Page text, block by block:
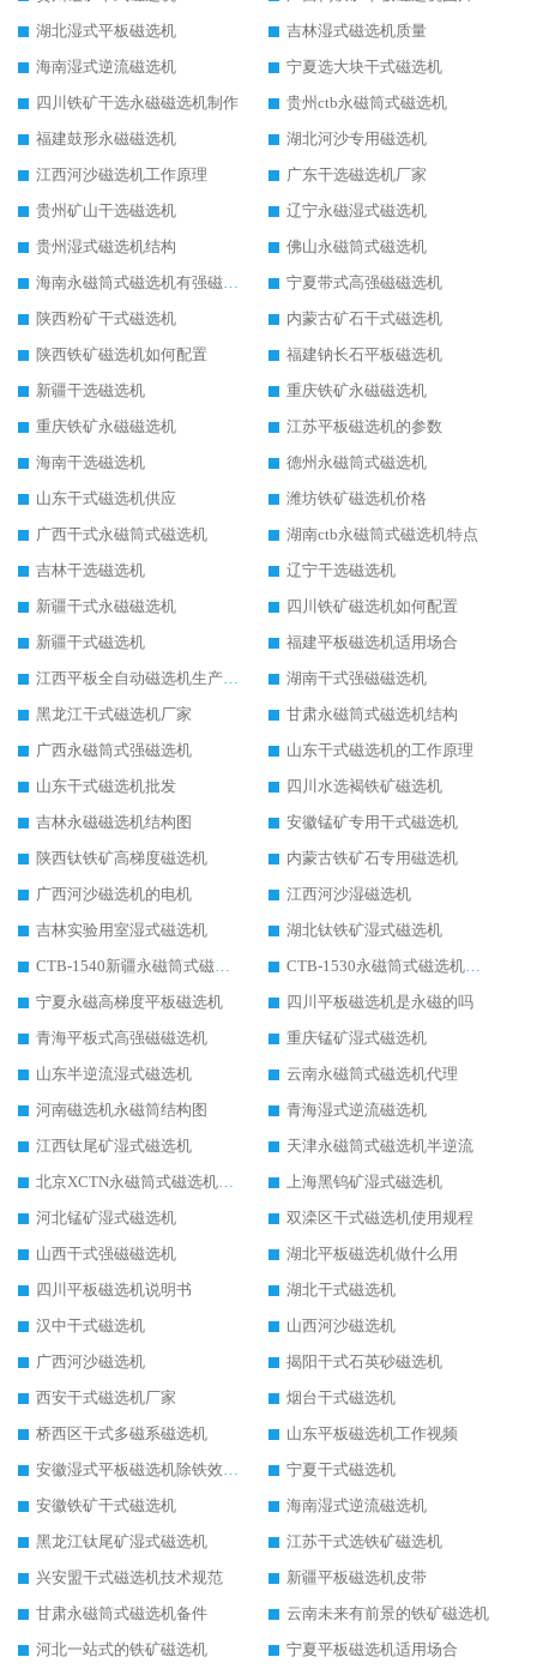
湖北湿式平板磁选机
吉林湿式磁选机质量
海南湿式逆流磁选机
宁夏选大块干式磁选机
四川铁矿干选永磁磁选机制作
贵州ctb永磁筒式磁选机
福建鼓形永磁磁选机
湖北河沙专用磁选机
江西河沙磁选机工作原理
广东干选磁选机厂家
贵州矿山干选磁选机
辽宁永磁湿式磁选机
贵州湿式磁选机结构
佛山永磁筒式磁选机
海南永磁筒式磁选机有强磁的吗
宁夏带式高强磁磁选机
陕西粉矿干式磁选机
内蒙古矿石干式磁选机
陕西铁矿磁选机如何配置
福建钠长石平板磁选机
新疆干选磁选机
重庆铁矿永磁磁选机
重庆铁矿永磁磁选机
江苏平板磁选机的参数
海南干选磁选机
德州永磁筒式磁选机
山东干式磁选机供应
潍坊铁矿磁选机价格
广西干式永磁筒式磁选机
湖南ctb永磁筒式磁选机特点
吉林干选磁选机
辽宁干选磁选机
新疆干式永磁磁选机
四川铁矿磁选机如何配置
新疆干式磁选机
福建平板磁选机适用场合
江西平板全自动磁选机生产厂家
湖南干式强磁磁选机
黑龙江干式磁选机厂家
甘肃永磁筒式磁选机结构
广西永磁筒式强磁选机
山东干式磁选机的工作原理
山东干式磁选机批发
四川水选褐铁矿磁选机
吉林永磁磁选机结构图
安徽锰矿专用干式磁选机
陕西钛铁矿高梯度磁选机
内蒙古铁矿石专用磁选机
广西河沙磁选机的电机
江西河沙湿磁选机
吉林实验用室湿式磁选机
湖北钛铁矿湿式磁选机
CTB-1540新疆永磁筒式磁选机
CTB-1530永磁筒式磁选机代理商
宁夏永磁高梯度平板磁选机
四川平板磁选机是永磁的吗
青海平板式高强磁磁选机
重庆锰矿湿式磁选机
山东半逆流湿式磁选机
云南永磁筒式磁选机代理
河南磁选机永磁筒结构图
青海湿式逆流磁选机
江西钛尾矿湿式磁选机
天津永磁筒式磁选机半逆流
北京XCTN永磁筒式磁选机磁块位置
上海黑钨矿湿式磁选机
河北锰矿湿式磁选机
双滦区干式磁选机使用规程
山西干式强磁磁选机
湖北平板磁选机做什么用
四川平板磁选机说明书
湖北干式磁选机
汉中干式磁选机
山西河沙磁选机
广西河沙磁选机
揭阳干式石英砂磁选机
西安干式磁选机厂家
烟台干式磁选机
桥西区干式多磁系磁选机
山东平板磁选机工作视频
安徽湿式平板磁选机除铁效果怎么样
宁夏干式磁选机
安徽铁矿干式磁选机
海南湿式逆流磁选机
黑龙江钛尾矿湿式磁选机
江苏干式选铁矿磁选机
兴安盟干式磁选机技术规范
新疆平板磁选机皮带
甘肃永磁筒式磁选机备件
云南未来有前景的铁矿磁选机
河北一站式的铁矿磁选机
宁夏平板磁选机适用场合